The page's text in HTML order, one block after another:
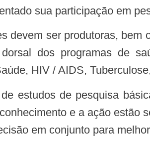
sua participação em
dos programas de
HIV / AIDS,
e a ação estão
em conjunto para